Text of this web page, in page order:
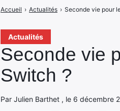
Actualités
Seconde vie
Switch ?
Par Julien Barthet , le 6 décembre
Accueil › Actualités › Seconde vie pour